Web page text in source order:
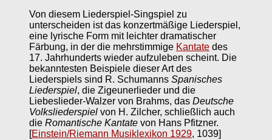
Von diesem Liederspiel-Singspiel zu
unterscheiden ist das konzertmäßige Liederspiel,
eine lyrische Form mit leichter dramatischer
Färbung, in der die mehrstimmige Kantate des
17. Jahrhunderts wieder aufzuleben scheint. Die
bekanntesten Beispiele dieser Art des
Liederspiels sind R. Schumanns Spanisches
Liederspiel, die Zigeunerlieder und die
Liebeslieder-Walzer von Brahms, das Deutsche
Volksliederspiel von H. Zilcher, schließlich auch
die Romantische Kantate von Hans Pfitzner.
[Einstein/Riemann Musiklexikon 1929, 1039]